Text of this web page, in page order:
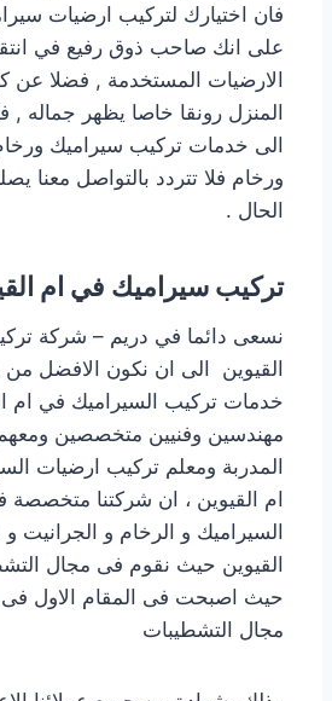
فان اختيارك لتركيب ارضيات
على انك صاحب ذوق رفيع في
الارضيات المستخدمة , فضلا عن
المنزل رونقا خاصا يظهر جماله
الى خدمات تركيب سيراميك
ورخام فلا تتردد بالتواصل معنا
الحال .
تركيب سيراميك في ام
نسعى دائما في دريم – شركة
القيوين الى ان نكون الافضل من
خدمات تركيب السيراميك في ام
مهندسين وفنيين متخصصين
المدربة ومعلم تركيب ارضيات
ام القيوين ، ان شركتنا متخصصة
السيراميك و الرخام و الجرانيت و
القيوين حيث نقوم فى مجال
حيث اصبحت فى المقام الاول فى
مجال التشطيبات